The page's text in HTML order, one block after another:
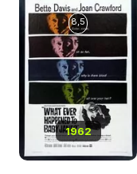
1962
8,5